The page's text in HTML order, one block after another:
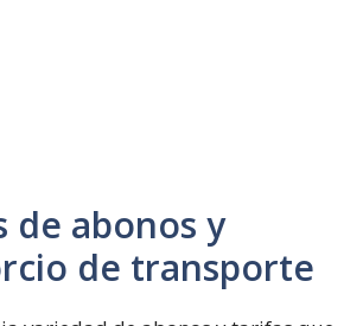
de abonos y
de transporte